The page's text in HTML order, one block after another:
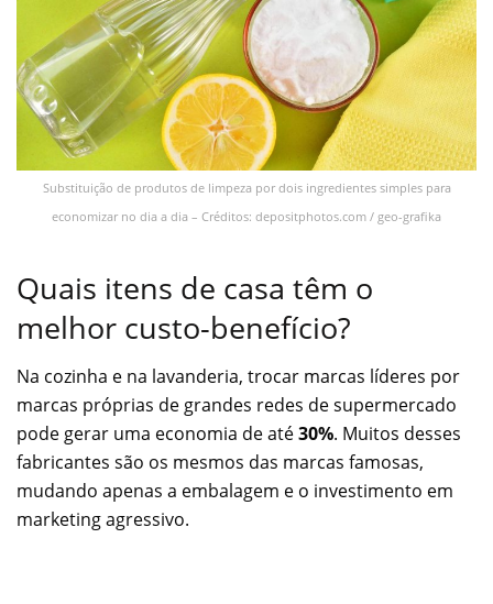
Substituição de produtos de limpeza por dois ingredientes simples para
economizar no dia a dia – Créditos: depositphotos.com / geo-grafika
Quais itens de casa têm o
melhor custo-benefício?
Na cozinha e na lavanderia, trocar marcas líderes por
marcas próprias de grandes redes de supermercado
pode gerar uma economia de até30%. Muitos desses
fabricantes são os mesmos das marcas famosas,
mudando apenas a embalagem e o investimento em
marketing agressivo.